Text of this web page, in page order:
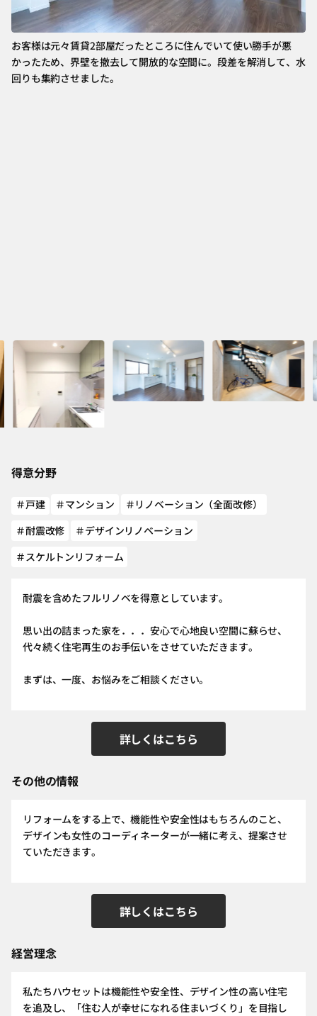
お客様は元々賃貸2部屋だったところに住んでいて使い勝手が悪
かったため、界壁を撤去して開放的な空間に。段差を解消して、水
回りも集約させました。
得意分野
＃戸建 ＃マンション
＃リノベーション（全面改修）
＃耐震改修
＃デザインリノベーション
＃スケルトンリフォーム
耐震を含めたフルリノベを得意としています。
思い出の詰まった家を．．．安心で心地良い空間に蘇らせ、
代々続く住宅再生のお手伝いをさせていただきます。
まずは、一度、お悩みをご相談ください。
詳しくはこちら
その他の情報
リフォームをする上で、機能性や安全性はもちろんのこと、
デザインも女性のコーディネーターが一緒に考え、提案させ
ていただきます。
詳しくはこちら
経営理念
私たちハウセットは機能性や安全性、デザイン性の高い住宅
を追及し、「住む人が幸せになれる住まいづくり」を目指し